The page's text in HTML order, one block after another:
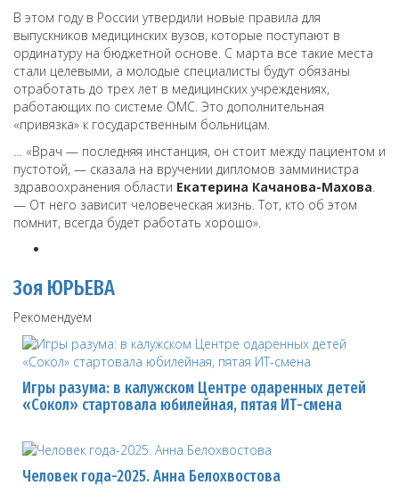
В этом году в России утвердили новые правила для
выпускников медицинских вузов, которые поступают в
ординатуру на бюджетной основе. С марта все такие места
стали целевыми, а молодые специалисты будут обязаны
отработать до трех лет в медицинских учреждениях,
работающих по системе ОМС. Это дополнительная
«привязка» к государственным больницам.
… «Врач — последняя инстанция, он стоит между пациентом и
пустотой, — сказала на вручении дипломов замминистра
здравоохранения области Екатерина Качанова-Махова
— От него зависит человеческая жизнь. Тот, кто об этом
помнит, всегда будет работать хорошо».
Зоя ЮРЬЕВА
Рекомендуем
Игры разума: в калужском Центре одаренных детей
«Сокол» стартовала юбилейная, пятая ИТ-смена
Человек года-2025. Анна Белохвостова